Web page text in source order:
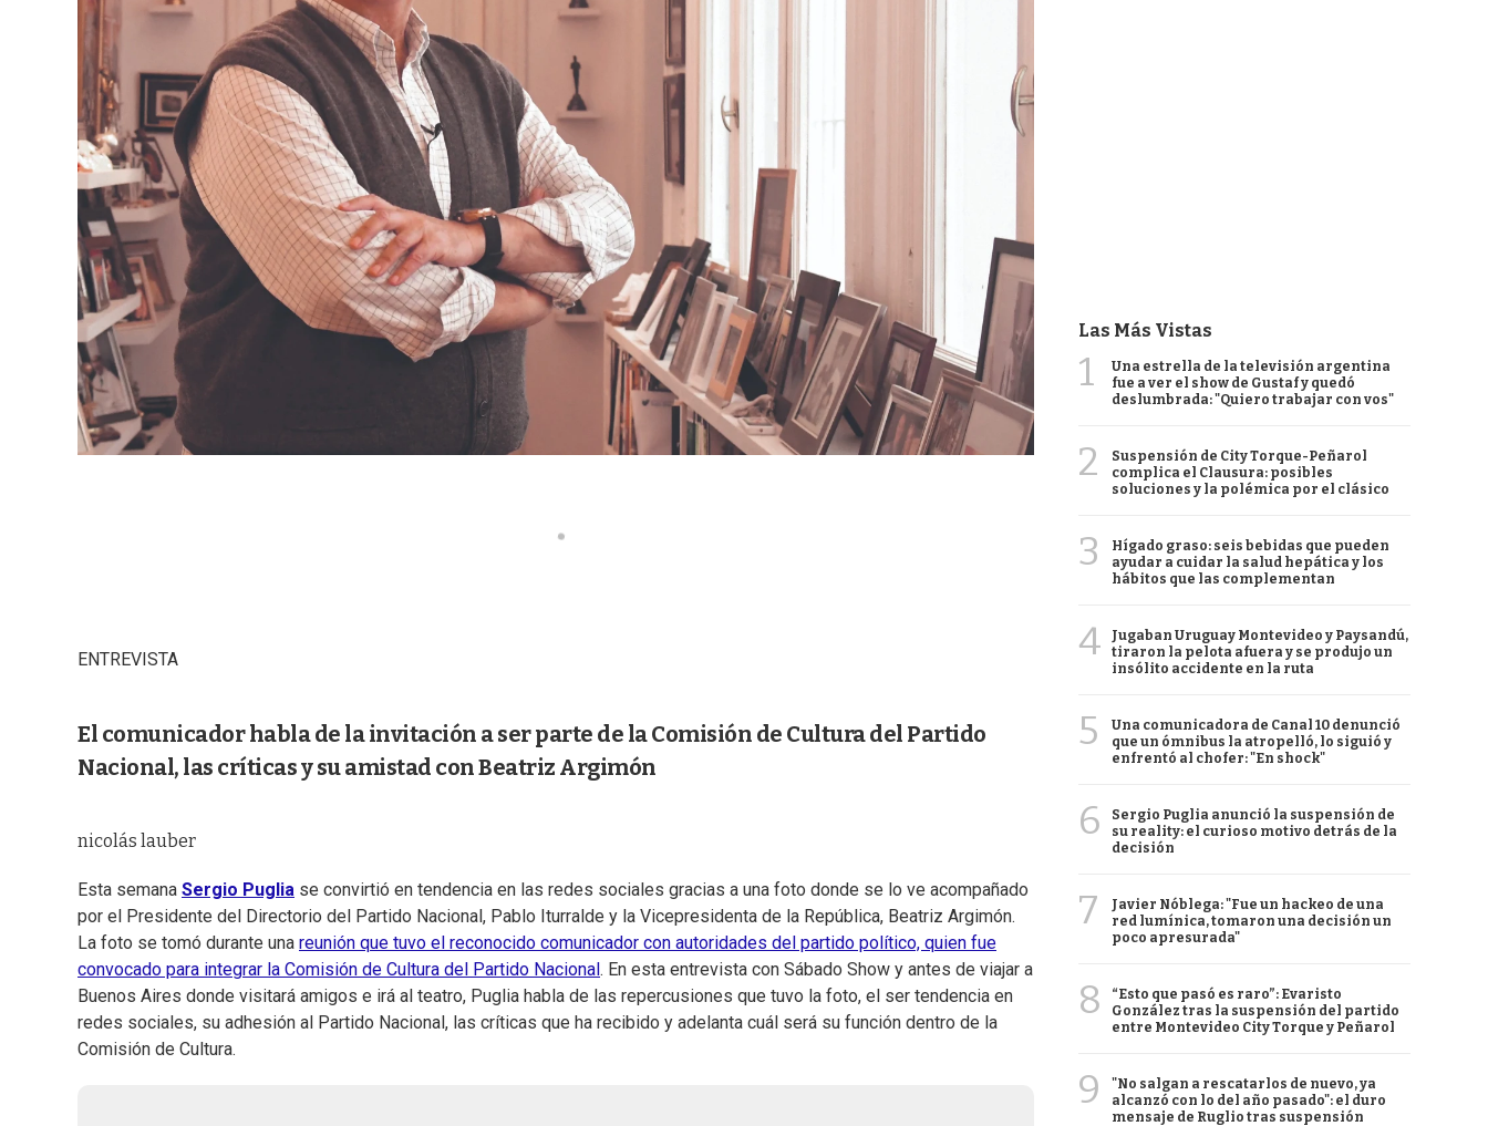
ENTREVISTA
El comunicador habla de la invitación a ser parte de la Comisión de Cultura del Partido
Nacional, las críticas y su amistad con Beatriz Argimón
nicolás lauber
Esta semana Sergio Puglia se convirtió en tendencia en las redes sociales gracias a una foto donde se lo ve acompañado
por el Presidente del Directorio del Partido Nacional, Pablo Iturralde y la Vicepresidenta de la República, Beatriz Argimón.
La foto se tomó durante una reunión que tuvo el reconocido comunicador con autoridades del partido político, quien fue
convocado para integrar la Comisión de Cultura del Partido Nacional . En esta entrevista con Sábado Show y antes de viajar a
Buenos Aires donde visitará amigos e irá al teatro, Puglia habla de las repercusiones que tuvo la foto, el ser tendencia en
redes sociales, su adhesión al Partido Nacional, las críticas que ha recibido y adelanta cuál será su función dentro de la
Comisión de Cultura.
Las Más Vistas
1
Una estrella de la televisión argentina
fue a ver el show de Gustaf y quedó
deslumbrada: "Quiero trabajar con vos"
2
Suspensión de City Torque-Peñarol
complica el Clausura: posibles
soluciones y la polémica por el clásico
3
Hígado graso: seis bebidas que pueden
ayudar a cuidar la salud hepática y los
hábitos que las complementan
4
Jugaban Uruguay Montevideo y Paysandú,
tiraron la pelota afuera y se produjo un
insólito accidente en la ruta
5
Una comunicadora de Canal 10 denunció
que un ómnibus la atropelló, lo siguió y
enfrentó al chofer: "En shock"
6
Sergio Puglia anunció la suspensión de
su reality: el curioso motivo detrás de la
decisión
7
Javier Nóblega: "Fue un hackeo de una
red lumínica, tomaron una decisión un
poco apresurada"
8
“Esto que pasó es raro”: Evaristo
González tras la suspensión del partido
entre Montevideo City Torque y Peñarol
9
"No salgan a rescatarlos de nuevo, ya
alcanzó con lo del año pasado": el duro
mensaje de Ruglio tras suspensión